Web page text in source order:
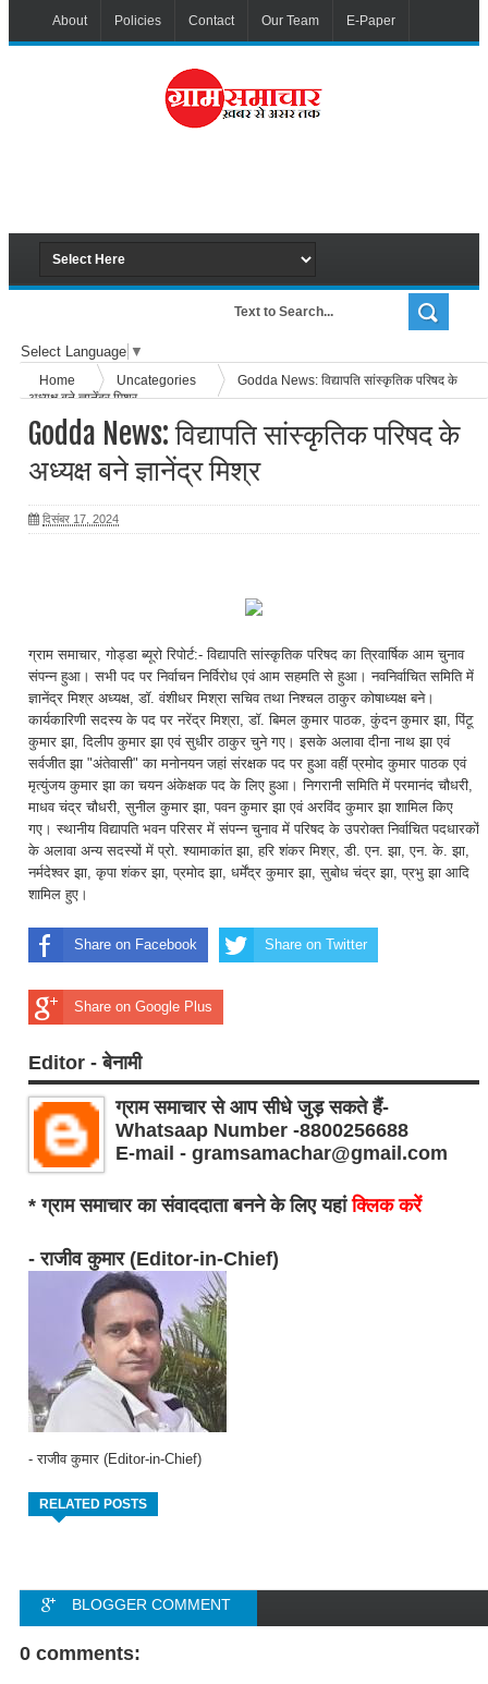
About Policies Contact Our Team E-Paper
Select Language ▼
Home Uncategories
Godda News: विद्यापति सांस्कृतिक परिषद के
अध्यक्ष बने ज्ञानेंद्र मिश्र
Godda News: विद्यापति सांस्कृतिक परिषद के
अध्यक्ष बने ज्ञानेंद्र मिश्र
दिसंबर 17, 2024
ग्राम समाचार, गोड्डा ब्यूरो रिपोर्ट:- विद्यापति सांस्कृतिक परिषद का त्रिवार्षिक आम चुनाव
संपन्न हुआ। सभी पद पर निर्वाचन निर्विरोध एवं आम सहमति से हुआ। नवनिर्वाचित समिति में
ज्ञानेंद्र मिश्र अध्यक्ष, डॉ. वंशीधर मिश्रा सचिव तथा निश्चल ठाकुर कोषाध्यक्ष बने।
कार्यकारिणी सदस्य के पद पर नरेंद्र मिश्रा, डॉ. बिमल कुमार पाठक, कुंदन कुमार झा, पिंटू
कुमार झा, दिलीप कुमार झा एवं सुधीर ठाकुर चुने गए। इसके अलावा दीना नाथ झा एवं
सर्वजीत झा "अंतेवासी" का मनोनयन जहां संरक्षक पद पर हुआ वहीं प्रमोद कुमार पाठक एवं
मृत्युंजय कुमार झा का चयन अंकेक्षक पद के लिए हुआ। निगरानी समिति में परमानंद चौधरी,
माधव चंद्र चौधरी, सुनील कुमार झा, पवन कुमार झा एवं अरविंद कुमार झा शामिल किए
गए। स्थानीय विद्यापति भवन परिसर में संपन्न चुनाव में परिषद के उपरोक्त निर्वाचित पदधारकों
के अलावा अन्य सदस्यों में प्रो. श्यामाकांत झा, हरि शंकर मिश्र, डी. एन. झा, एन. के. झा,
नर्मदेश्वर झा, कृपा शंकर झा, प्रमोद झा, धर्मेंद्र कुमार झा, सुबोध चंद्र झा, प्रभु झा आदि
शामिल हुए।
Share on Facebook Share on Twitter
Share on Google Plus
Editor - बेनामी
ग्राम समाचार से आप सीधे जुड़ सकते हैं-
Whatsaap Number -8800256688
E-mail - gramsamachar@gmail.com
* ग्राम समाचार का संवाददाता बनने के लिए यहांक्लिक करें
- राजीव कुमार (Editor-in-Chief)
- राजीव कुमार (Editor-in-Chief)
RELATED POSTS
BLOGGER COMMENT
FACEBOOK COMMENT
0 comments: